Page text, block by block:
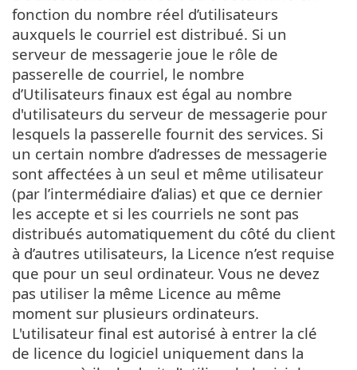
fonction du nombre réel d’utilisateurs
auxquels le courriel est distribué. Si un
serveur de messagerie joue le rôle de
passerelle de courriel, le nombre
d’Utilisateurs finaux est égal au nombre
d'utilisateurs du serveur de messagerie pour
lesquels la passerelle fournit des services. Si
un certain nombre d’adresses de messagerie
sont affectées à un seul et même utilisateur
(par l’intermédiaire d’alias) et que ce dernier
les accepte et si les courriels ne sont pas
distribués automatiquement du côté du client
à d’autres utilisateurs, la Licence n’est requise
que pour un seul ordinateur. Vous ne devez
pas utiliser la même Licence au même
moment sur plusieurs ordinateurs.
L'utilisateur final est autorisé à entrer la clé
de licence du logiciel uniquement dans la